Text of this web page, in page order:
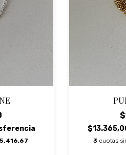
3 cuotas